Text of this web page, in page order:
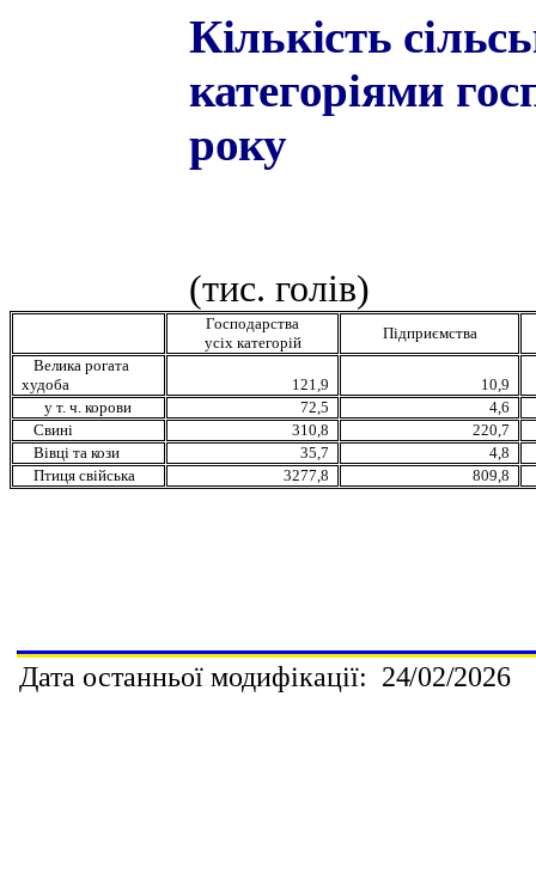
Кількість
категоріями
року
(тис. голів)
Господарства
усіх категорій
Підприємства
Велика рогата
худоба
121,9
10,9
у т. ч. корови
72,5
4,6
Свині
310,8
220,7
Вівці та кози
35,7
4,8
Птиця свійська
3277,8 809,8
Дата останньої модифікації: 24/02/2026